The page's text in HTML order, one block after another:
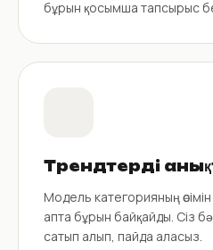
бұрын қосымша тапсырыс
Трендтерді
Модель категорияның
апта бұрын байқайды. Сіз
сатып алып, пайда аласыз.